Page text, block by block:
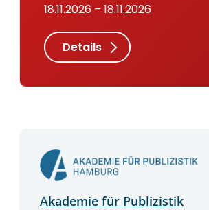
18.11.2026 – 18.11.2026
Details
Akademie für Publizistik